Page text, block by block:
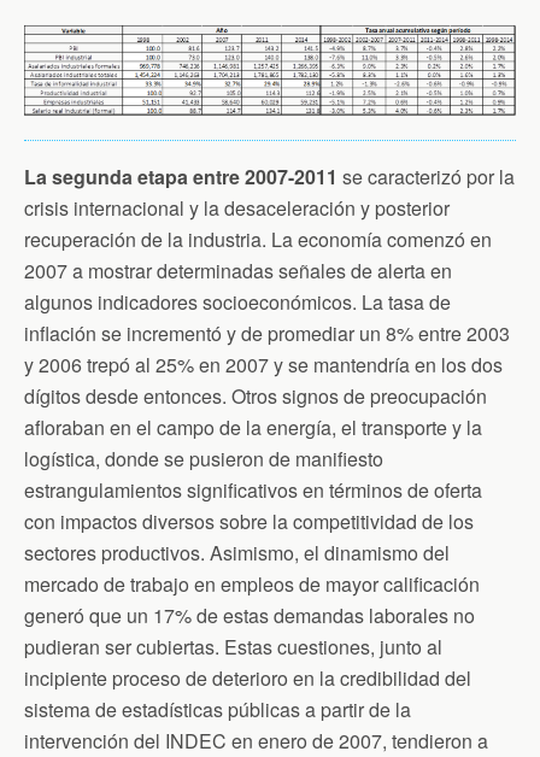
La segunda etapa entre 2007-2011 se caracterizó por la
crisis internacional y la desaceleración y posterior
recuperación de la industria. La economía comenzó en
2007 a mostrar determinadas señales de alerta en
algunos indicadores socioeconómicos. La tasa de
inflación se incrementó y de promediar un 8% entre 2003
y 2006 trepó al 25% en 2007 y se mantendría en los dos
dígitos desde entonces. Otros signos de preocupación
afloraban en el campo de la energía, el transporte y la
logística, donde se pusieron de manifiesto
estrangulamientos significativos en términos de oferta
con impactos diversos sobre la competitividad de los
sectores productivos. Asimismo, el dinamismo del
mercado de trabajo en empleos de mayor calificación
generó que un 17% de estas demandas laborales no
pudieran ser cubiertas. Estas cuestiones, junto al
incipiente proceso de deterioro en la credibilidad del
sistema de estadísticas públicas a partir de la
intervención del INDEC en enero de 2007, tendieron a